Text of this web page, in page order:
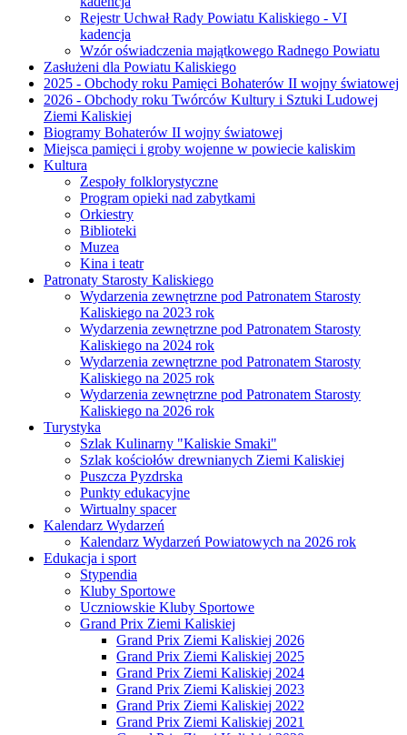
Rejestr Uchwał Rady Powiatu Kaliskiego - VI
kadencja
Wzór oświadczenia majątkowego Radnego Powiatu
Zasłużeni dla Powiatu Kaliskiego
2025 - Obchody roku Pamięci Bohaterów II wojny światowej
2026 - Obchody roku Twórców Kultury i Sztuki Ludowej
Ziemi Kaliskiej
Biogramy Bohaterów II wojny światowej
Miejsca pamięci i groby wojenne w powiecie kaliskim
Kultura
Zespoły folklorystyczne
Program opieki nad zabytkami
Orkiestry
Biblioteki
Muzea
Kina i teatr
Patronaty Starosty Kaliskiego
Wydarzenia zewnętrzne pod Patronatem Starosty
Kaliskiego na 2023 rok
Wydarzenia zewnętrzne pod Patronatem Starosty
Kaliskiego na 2024 rok
Wydarzenia zewnętrzne pod Patronatem Starosty
Kaliskiego na 2025 rok
Wydarzenia zewnętrzne pod Patronatem Starosty
Kaliskiego na 2026 rok
Turystyka
Szlak Kulinarny "Kaliskie Smaki"
Szlak kościołów drewnianych Ziemi Kaliskiej
Puszcza Pyzdrska
Punkty edukacyjne
Wirtualny spacer
Kalendarz Wydarzeń
Kalendarz Wydarzeń Powiatowych na 2026 rok
Edukacja i sport
Stypendia
Kluby Sportowe
Uczniowskie Kluby Sportowe
Grand Prix Ziemi Kaliskiej
Grand Prix Ziemi Kaliskiej 2026
Grand Prix Ziemi Kaliskiej 2025
Grand Prix Ziemi Kaliskiej 2024
Grand Prix Ziemi Kaliskiej 2023
Grand Prix Ziemi Kaliskiej 2022
Grand Prix Ziemi Kaliskiej 2021